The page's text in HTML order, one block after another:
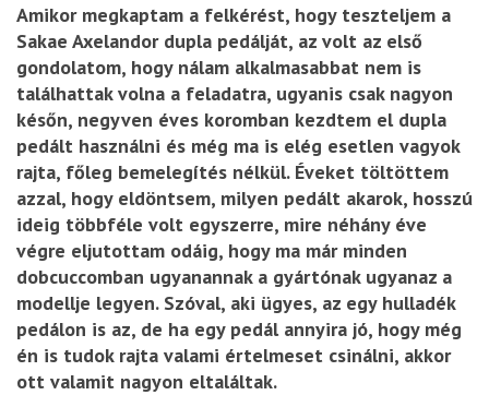
Amikor megkaptam a felkérést, hogy teszteljem a
Sakae Axelandor dupla pedálját, az volt az első
gondolatom, hogy nálam alkalmasabbat nem is
találhattak volna a feladatra, ugyanis csak nagyon
későn, negyven éves koromban kezdtem el dupla
pedált használni és még ma is elég esetlen vagyok
rajta, főleg bemelegítés nélkül. Éveket töltöttem
azzal, hogy eldöntsem, milyen pedált akarok, hosszú
ideig többféle volt egyszerre, mire néhány éve
végre eljutottam odáig, hogy ma már minden
dobcuccomban ugyanannak a gyártónak ugyanaz a
modellje legyen. Szóval, aki ügyes, az egy hulladék
pedálon is az, de ha egy pedál annyira jó, hogy még
én is tudok rajta valami értelmeset csinálni, akkor
ott valamit nagyon eltaláltak.